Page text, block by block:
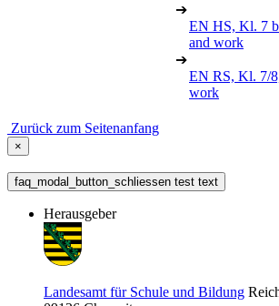
➔
EN HS, Kl. 7
and work
➔
EN RS, Kl. 7/
work
Zurück zum Seitenanfang
×
faq_modal_button_schliessen test text
Herausgeber
Landesamt für Schule und Bildung